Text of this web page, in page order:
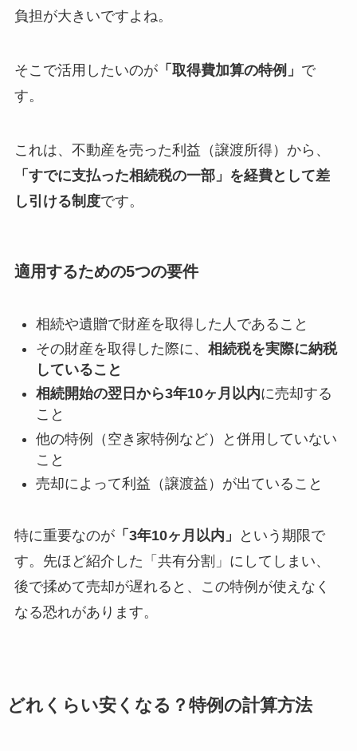
負担が大きいですよね。
そこで活用したいのが「取得費加算の特例」 で
す。
これは、不動産を売った利益（譲渡所得）から、
「すでに支払った相続税の一部」を経費として差
し引ける制度です。
適用するための5つの要件
相続や遺贈で財産を取得した人であること
その財産を取得した際に、 相続税を実際に納税
していること
相続開始の翌日から3年10ヶ月以内に売却する
こと
他の特例（空き家特例など）と併用していない
こと
売却によって利益（譲渡益）が出ていること
特に重要なのが「3年10ヶ月以内」
という期限で
す。先ほど紹介した「共有分割」にしてしまい、
後で揉めて売却が遅れると、この特例が使えなく
なる恐れがあります。
どれくらい安くなる？特例の計算方法